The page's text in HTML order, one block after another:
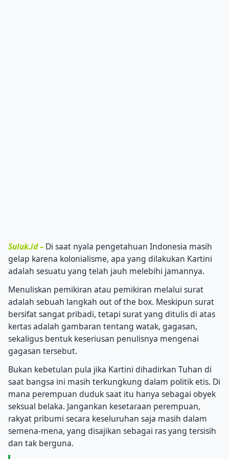
Suluk.id – Di saat nyala pengetahuan Indonesia masih
gelap karena kolonialisme, apa yang dilakukan Kartini
adalah sesuatu yang telah jauh melebihi jamannya.
Menuliskan pemikiran atau pemikiran melalui surat
adalah sebuah langkah out of the box. Meskipun surat
bersifat sangat pribadi, tetapi surat yang ditulis di atas
kertas adalah gambaran tentang watak, gagasan,
sekaligus bentuk keseriusan penulisnya mengenai
gagasan tersebut.
Bukan kebetulan pula jika Kartini dihadirkan Tuhan di
saat bangsa ini masih terkungkung dalam politik etis. Di
mana perempuan duduk saat itu hanya sebagai obyek
seksual belaka. Jangankan kesetaraan perempuan,
rakyat pribumi secara keseluruhan saja masih dalam
semena-mena, yang disajikan sebagai ras yang tersisih
dan tak berguna.